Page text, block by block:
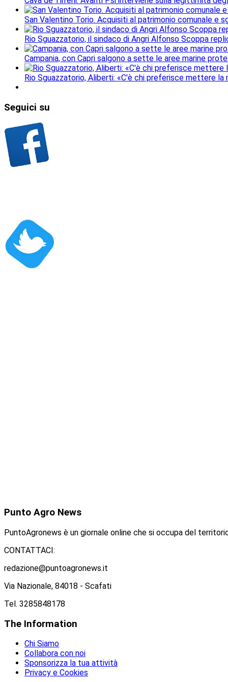
San Valentino Torio. Acquisiti al patrimonio comunale e
Rio Sguazzatorio, il sindaco di Angri Alfonso Scoppa
Campania, con Capri salgono a sette le aree marine
Rio Sguazzatorio, Aliberti: «C'è chi preferisce mettere la
Seguici su
Punto Agro News
PuntoAgronews è un giornale online che si occupa del
CONTATTACI:
redazione@puntoagronews.it
Via Nazionale, 84018 - Scafati
Tel. 3285848178
The Information
Chi Siamo
Collabora con noi
Sponsorizza la tua attività
Privacy e Cookies